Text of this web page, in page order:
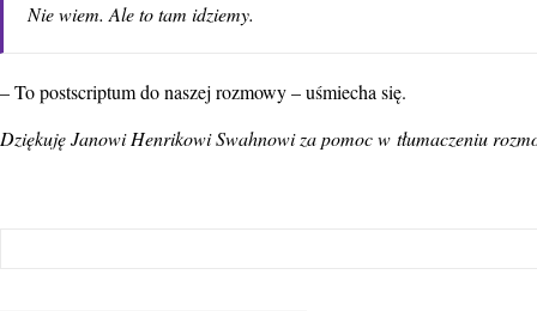
Nie wiem. Ale to tam idziemy.
– To postscriptum do naszej rozmowy – uśmiecha się.
Dziękuję Janowi Henrikowi Swahnowi za pomoc w tłumaczeniu